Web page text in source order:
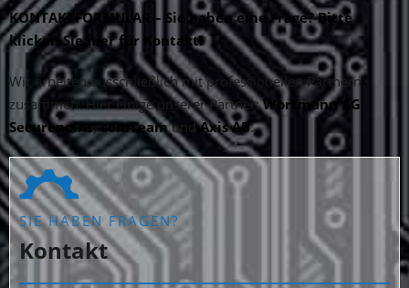
KONTAKTFORMULAR – Sie haben eine Frage? Bitte
klicken Sie hier für Kontakt!
Wir arbeiten ausschließlich mit professionellen Partnern
zusammen. Hier einige unserer Partner:Wortmann AG
Securepoint,comTeamundAxis AB.
SIE HABEN FRAGEN?
Kontakt